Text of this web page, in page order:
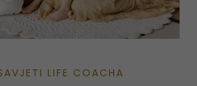
LIFE COACHA